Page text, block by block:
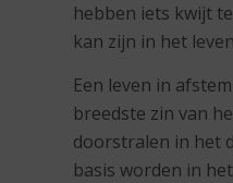
hebben iets kwijt
kan zijn in het
Een leven in
breedste zin van
doorstralen in het
basis worden in